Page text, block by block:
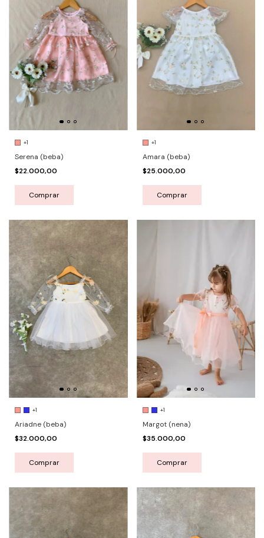
+1
Serena (beba)
$22.000,00
Comprar
+1
Amara (beba)
$25.000,00
Comprar
+1
Ariadne (beba)
$32.000,00
Comprar
+1
Margot (nena)
$35.000,00
Comprar